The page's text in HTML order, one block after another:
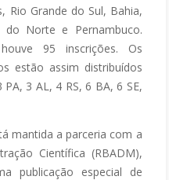
Rio Grande do Sul, Bahia,
do Norte e Pernambuco.
95 inscrições. Os
estão assim distribuídos
3 AL, 4 RS, 6 BA, 6 SE,
mantida a parceria com a
Científica (RBADM),
publicação especial de